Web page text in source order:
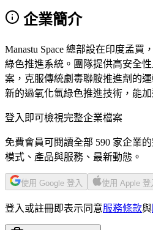
企業簡介
Manastu Space 總部設在印度孟買
綠色推進系統。團隊提供高安全
案，克服傳統劇毒聯胺推進劑的
新的過氧化氫綠色推進技術，能
登入即可檢視完整企業檔案
免費會員可閱讀全部 590 家企業
模式、產品與服務、最新動態。
使用 Google 登入 使用 Apple 登
登入或註冊即表示同意服務條款與